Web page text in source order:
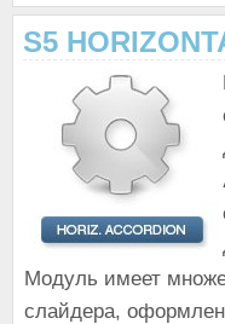
S5
Модуль имеет
слайдера,